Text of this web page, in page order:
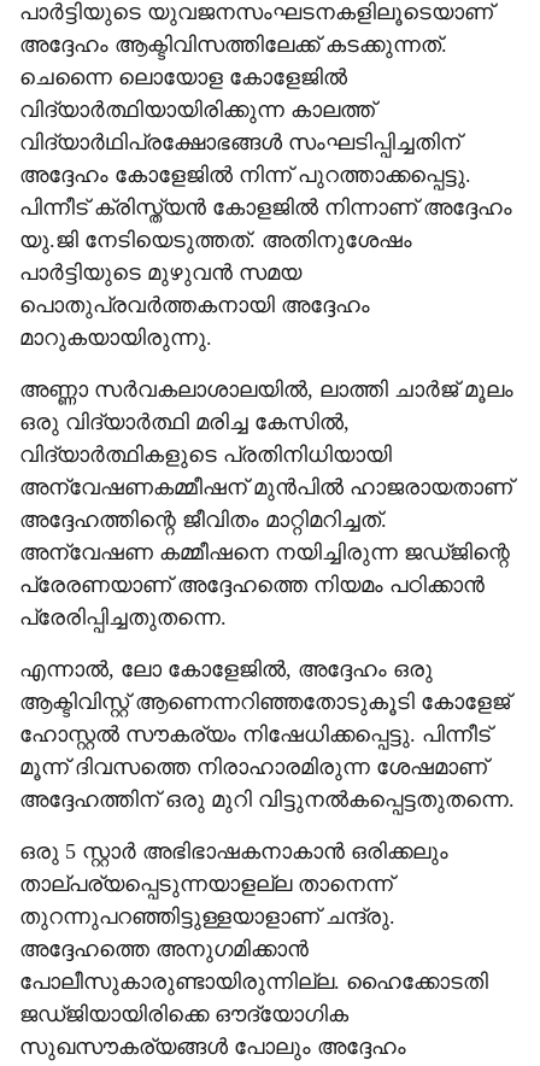
പാര്‍ട്ടിയുടെ യുവജനസംഘടനകളിലൂടെയാണ്
അദ്ദേഹം ആക്ടിവിസത്തിലേക്ക് കടക്കുന്നത്.
ചെന്നൈ ലൊയോള കോളേജില്‍
വിദ്യാര്‍ത്ഥിയായിരിക്കുന്ന കാലത്ത്
വിദ്യാര്‍ഥിപ്രക്ഷോഭങ്ങള്‍ സംഘടിപ്പിച്ചതിന്
അദ്ദേഹം കോളേജില്‍ നിന്ന് പുറത്താക്കപ്പെട്ടു.
പിന്നീട് ക്രിസ്ത്യന്‍ കോളജില്‍ നിന്നാണ് അദ്ദേഹം
യു.ജി നേടിയെടുത്തത്. അതിനുശേഷം
പാര്‍ട്ടിയുടെ മുഴുവന്‍ സമയ
പൊതുപ്രവര്‍ത്തകനായി അദ്ദേഹം
മാറുകയായിരുന്നു.
അണ്ണാ സര്‍വകലാശാലയില്‍, ലാത്തി ചാര്‍ജ് മൂലം
ഒരു വിദ്യാര്‍ത്ഥി മരിച്ച കേസില്‍,
വിദ്യാര്‍ത്ഥികളുടെ പ്രതിനിധിയായി
അന്വേഷണകമ്മീഷന് മുന്‍പില്‍ ഹാജരായതാണ്
അദ്ദേഹത്തിന്റെ ജീവിതം മാറ്റിമറിച്ചത്.
അന്വേഷണ കമ്മീഷനെ നയിച്ചിരുന്ന ജഡ്ജിന്റെ
പ്രേരണയാണ് അദ്ദേഹത്തെ നിയമം പഠിക്കാന്‍
പ്രേരിപ്പിച്ചതുതന്നെ.
എന്നാല്‍, ലോ കോളേജില്‍, അദ്ദേഹം ഒരു
ആക്ടിവിസ്റ്റ് ആണെന്നറിഞ്ഞതോടുകൂടി കോളേജ്
ഹോസ്റ്റല്‍ സൗകര്യം നിഷേധിക്കപ്പെട്ടു. പിന്നീട്
മൂന്ന് ദിവസത്തെ നിരാഹാരമിരുന്ന ശേഷമാണ്
അദ്ദേഹത്തിന് ഒരു മുറി വിട്ടുനല്‍കപ്പെട്ടതുതന്നെ.
ഒരു 5 സ്റ്റാര്‍ അഭിഭാഷകനാകാന്‍ ഒരിക്കലും
താല്പര്യപ്പെടുന്നയാളല്ല താനെന്ന്
തുറന്നുപറഞ്ഞിട്ടുള്ളയാളാണ് ചന്ദ്രു.
അദ്ദേഹത്തെ അനുഗമിക്കാന്‍
പോലീസുകാരുണ്ടായിരുന്നില്ല. ഹൈക്കോടതി
ജഡ്ജിയായിരിക്കെ ഔദ്യോഗിക
സുഖസൗകര്യങ്ങള്‍ പോലും അദ്ദേഹം